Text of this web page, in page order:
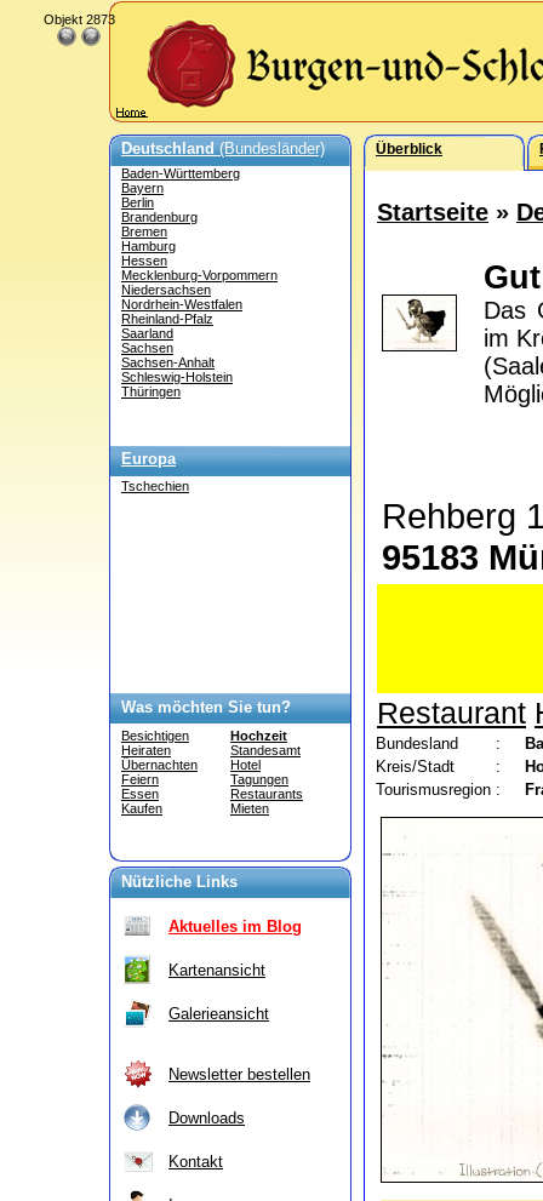
Deutschland(Bundesländer)
Baden-Württemberg
Bayern
Berlin
Brandenburg
Bremen
Hamburg
Hessen
Mecklenburg-Vorpommern
Niedersachsen
Nordrhein-Westfalen
Rheinland-Pfalz
Saarland
Sachsen
Sachsen-Anhalt
Schleswig-Holstein
Thüringen
Europa
Tschechien
Was möchten Sie tun?
Besichtigen
Heiraten
Übernachten
Feiern
Essen
Kaufen
Hochzeit
Standesamt
Hotel
Tagungen
Restaurants
Mieten
Nützliche Links
Aktuelles im Blog
Kartenansicht
Galerieansicht
Newsletter bestellen
Downloads
Kontakt
Überblick
Startseite »
Das
im
Rehberg
95183
Restaurant
Bundesland :
Kreis/Stadt
:
Tourismusregion :
Objekt 2873